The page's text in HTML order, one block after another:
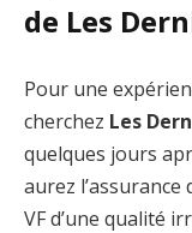
de Les
Pour une
cherchez Les
quelques jours
aurez l’assurance
VF d’une qualité